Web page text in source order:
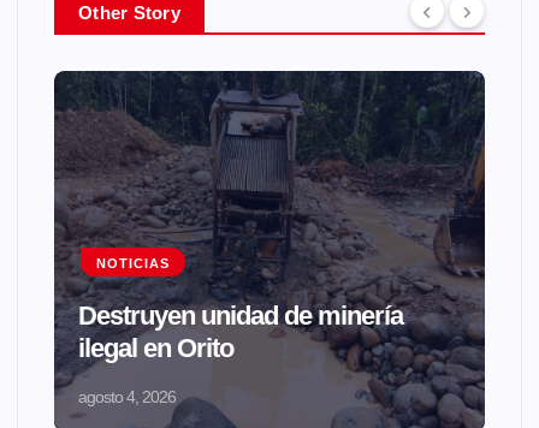
Other Story
NOTICIAS
Destruyen unidad de minería
ilegal en Orito
agosto 4, 2026